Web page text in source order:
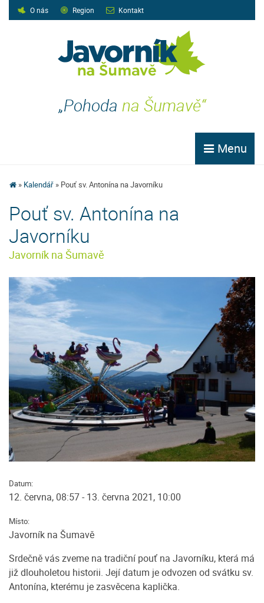
O nás Region Kontakt
„Pohoda na Šumavě“
Menu
Kalendář Pouť sv. Antonína na Javorníku
Pouť sv. Antonína na
Javorníku
Javorník na Šumavě
Datum:
12. června, 08:57 - 13. června 2021, 10:00
Místo:
Javorník na Šumavě
Srdečně vás zveme na tradiční pouť na Javorníku, která má
již dlouholetou historii. Její datum je odvozen od svátku sv.
Antonína, kterému je zasvěcena kaplička.